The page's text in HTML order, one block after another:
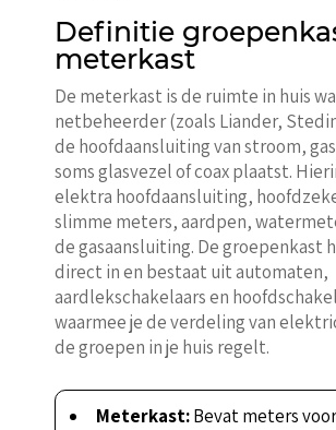
Definitie
meterkast
De meterkast is de ruimte in huis
netbeheerder (zoals Liander,
de hoofdaansluiting van stroom,
soms glasvezel of coax plaatst.
elektra hoofdaansluiting,
slimme meters, aardpen,
de gasaansluiting. De groepenkast
direct in en bestaat uit automaten,
aardlekschakelaars en
waarmee je de verdeling van
de groepen in je huis regelt.
Meterkast:Bevat meters